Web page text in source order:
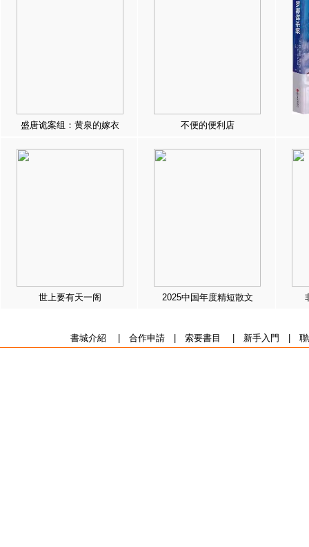
盛唐诡案组：黄泉的嫁衣 不便的便利店
世上要有天一阁 2025中国年度精短散文
書城介紹 合作申請| 索要書目 新手入門